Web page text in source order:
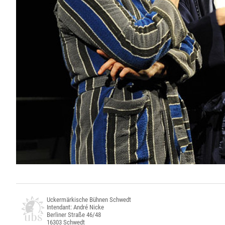
Uckermärkische Bühnen Schwedt
Intendant: André Nicke
Berliner Straße 46/48
16303 Schwedt